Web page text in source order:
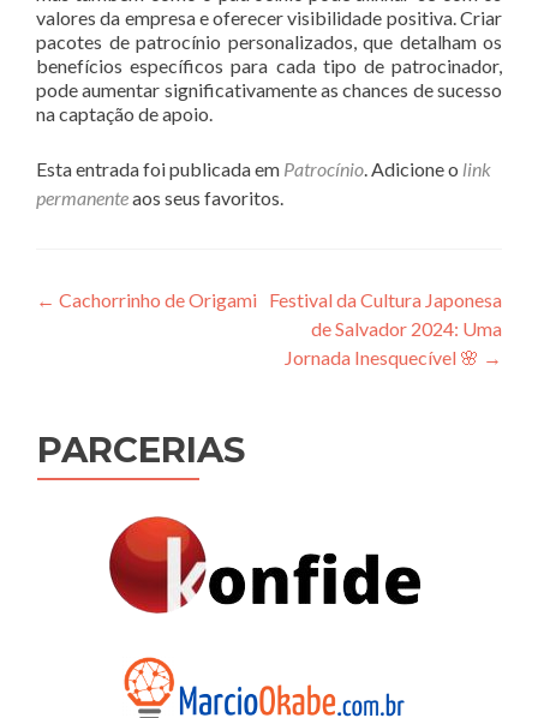
valores da empresa e oferecer visibilidade positiva. Criar
pacotes de patrocínio personalizados, que detalham os
benefícios específicos para cada tipo de patrocinador,
pode aumentar significativamente as chances de sucesso
na captação de apoio.
Esta entrada foi publicada em Patrocínio . Adicione o link
permanenteaos seus favoritos.
Navegação
← Cachorrinho de Origami Festival da Cultura Japonesa
de Salvador 2024: Uma
Jornada Inesquecível 🌸 →
PARCERIAS